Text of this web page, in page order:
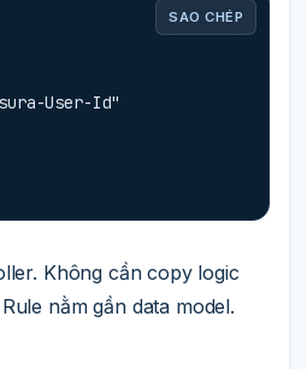
SAO CHÉP
Không cần copy logic
nằm gần data model.